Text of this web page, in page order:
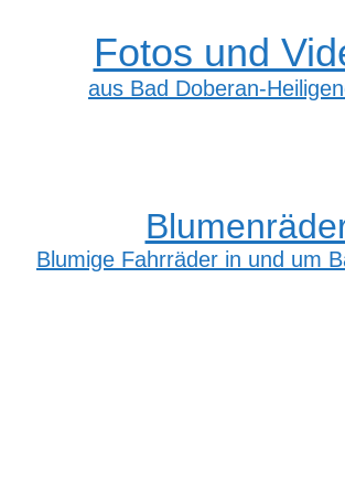
Fotos und
aus Bad Doberan-
Blumige Fahrräder in und um